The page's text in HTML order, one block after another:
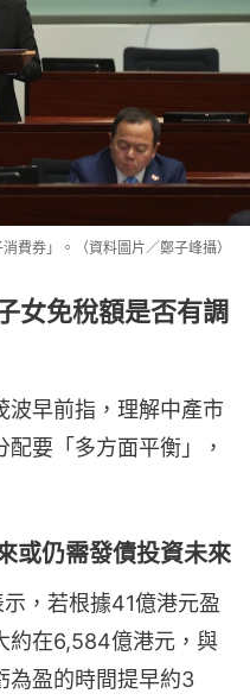
費券」。（資料圖片／鄭子峰攝）
女免稅額是否有調
波早前指，理解中產市
要「多方面平衡」，
或仍需發債投資未來
，若根據41億港元盈
約在6,584億港元，與
為盈的時間提早約3